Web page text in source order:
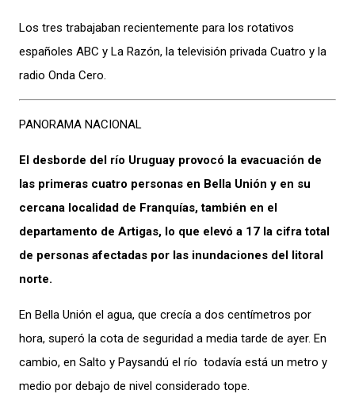
Los tres trabajaban recientemente para los rotativos
españoles ABC y La Razón, la televisión privada Cuatro y la
radio Onda Cero.
PANORAMA NACIONAL
El desborde del río Uruguay provocó la evacuación de
las primeras cuatro personas en Bella Unión y en su
cercana localidad de Franquías, también en el
departamento de Artigas, lo que elevó a 17 la cifra total
de personas afectadas por las inundaciones del litoral
norte.
En Bella Unión el agua, que crecía a dos centímetros por
hora, superó la cota de seguridad a media tarde de ayer. En
cambio, en Salto y Paysandú el río todavía está un metro y
medio por debajo de nivel considerado tope.